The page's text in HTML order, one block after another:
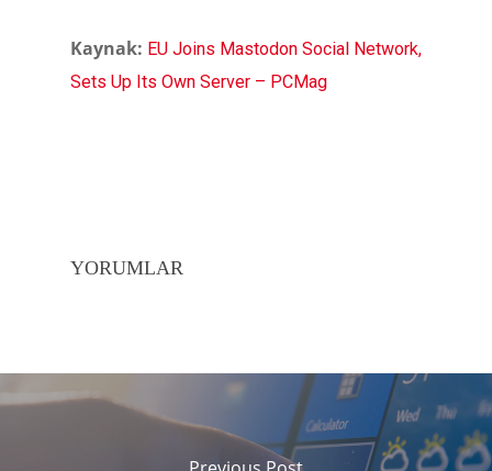
Kaynak: EU Joins Mastodon Social Network,
Sets Up Its Own Server – PCMag
YORUMLAR